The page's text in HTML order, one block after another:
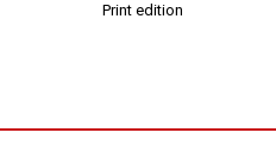
Print edition